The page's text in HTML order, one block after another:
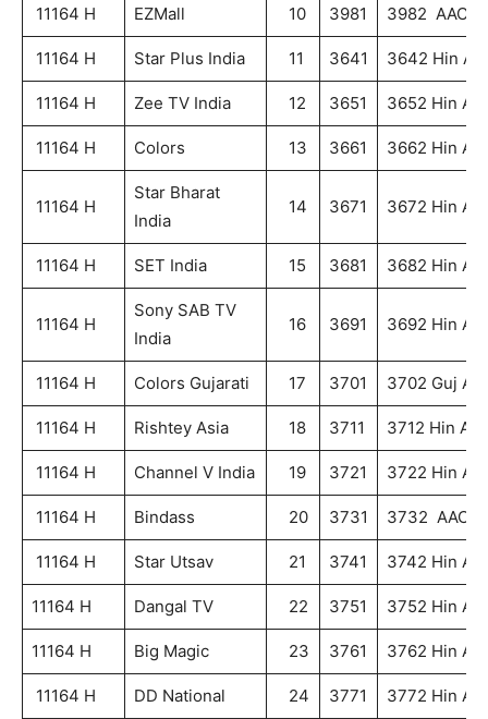
11164 H EZMall 10 3981 3982 AAC
11164 H Star Plus India 11 3641 3642 Hin
11164 H Zee TV India 12 3651 3652 Hin
11164 H Colors 13 3661 3662 Hin
11164 H
Star Bharat
India
14 3671 3672 Hin
11164 H SET India 15 3681 3682 Hin
11164 H
Sony SAB TV
India
16 3691 3692 Hin
11164 H Colors Gujarati 17 3701 3702 Guj
11164 H Rishtey Asia 18 3711 3712 Hin
11164 H Channel V India 19 3721 3722 Hin
11164 H Bindass 20 3731 3732 AAC
11164 H Star Utsav 21 3741 3742 Hin
11164 H Dangal TV 22 3751 3752 Hin
11164 H Big Magic 23 3761 3762 Hin
11164 H DD National 24 3771 3772 Hin